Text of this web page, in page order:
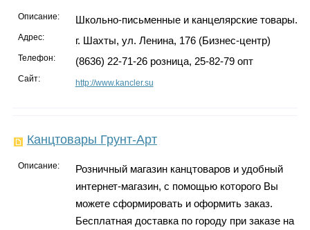
Описание: Школьно-письменные и канцелярские товары.
Адрес: г. Шахты, ул. Ленина, 176 (Бизнес-центр)
Телефон: (8636) 22-71-26 розница, 25-82-79 опт
Сайт: http://www.kancler.su
Канцтовары Грунт-Арт
Описание:
Розничный магазин канцтоваров и удобный
интернет-магазин, с помощью которого Вы
можете сформировать и оформить заказ.
Бесплатная доставка по городу при заказе на